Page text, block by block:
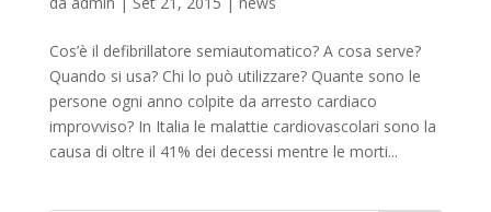
Cos’è il defibrillatore semiautomatico? A cosa serve?
Quando si usa? Chi lo può utilizzare? Quante sono le
persone ogni anno colpite da arresto cardiaco
improvviso? In Italia le malattie cardiovascolari sono la
causa di oltre il 41% dei decessi mentre le morti...